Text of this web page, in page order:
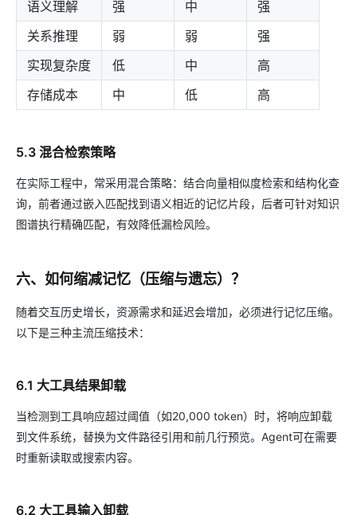
语义理解 强 中
强
关系推理
弱 弱
强
实现复杂度
低 中
高
存储成本
中 低 高
5.3 混合检索策略
在实际工程中，常采用混合策略：结合向量相似度检索和结构化查
询，前者通过嵌入匹配找到语义相近的记忆片段，后者可针对知识
图谱执行精确匹配，有效降低漏检风险。
六、如何缩减记忆（压缩与遗忘）？
随着交互历史增长，资源需求和延迟会增加，必须进行记忆压缩。
以下是三种主流压缩技术：
6.1 大工具结果卸载
当检测到工具响应超过阈值（如20,000 token）时，将响应卸载
到文件系统，替换为文件路径引用和前几行预览。Agent可在需要
时重新读取或搜索内容。
6.2 大工具输入卸载